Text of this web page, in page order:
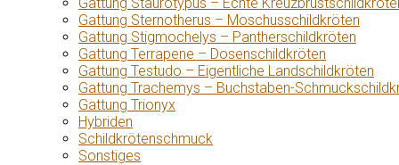
Gattung Sternotherus – Moschusschildkröten
Gattung Stigmochelys – Pantherschildkröten
Gattung Terrapene – Dosenschildkröten
Gattung Testudo – Eigentliche Landschildkröten
Gattung Trachemys – Buchstaben-
Gattung Trionyx
Hybriden
Schildkrötenschmuck
Sonstiges